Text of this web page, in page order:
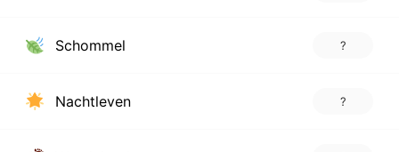
Schommel ?
Nachtleven ?